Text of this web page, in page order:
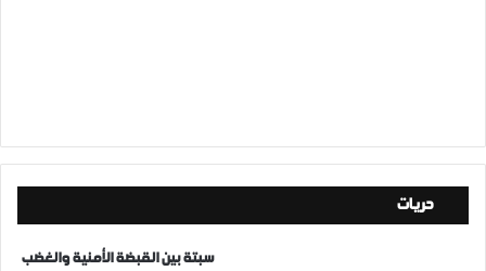
حريات
سبتة بين القبضة الأمنية والغضب